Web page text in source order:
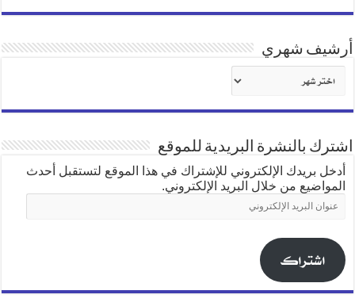
أرشيف شهري
شهري
اشترك بالنشرة البريدية للموقع
أدخل بريدك الإلكتروني للإشتراك في هذا الموقع لتستقبل أحدث
المواضيع من خلال البريد الإلكتروني.
عنوان
البريد
اشتراك